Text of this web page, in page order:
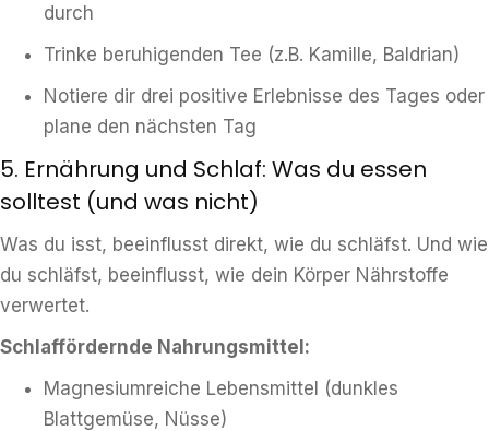
durch
Trinke beruhigenden Tee (z.B. Kamille, Baldrian)
Notiere dir drei positive Erlebnisse des Tages oder
plane den nächsten Tag
5. Ernährung und Schlaf: Was du essen
solltest (und was nicht)
Was du isst, beeinflusst direkt, wie du schläfst. Und wie
du schläfst, beeinflusst, wie dein Körper Nährstoffe
verwertet.
Schlaffördernde Nahrungsmittel:
Magnesiumreiche Lebensmittel (dunkles
Blattgemüse, Nüsse)